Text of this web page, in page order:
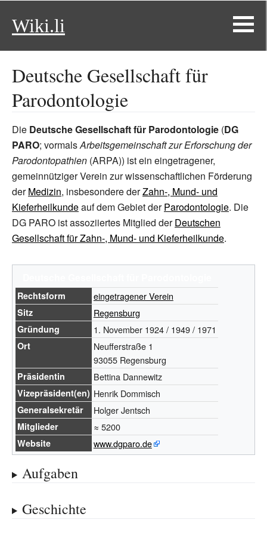
Wiki.li
Deutsche Gesellschaft für
Parodontologie
Die Deutsche Gesellschaft für Parodontologie (DG
PARO; vormalsArbeitsgemeinschaft zur Erforschung der
Parodontopathien (ARPA)) ist ein eingetragener,
gemeinnütziger Verein zur wissenschaftlichen Förderung
derMedizin, insbesondere derZahn-, Mund- und
Kieferheilkundeauf dem Gebiet derParodontologie. Die
DG PARO ist assoziiertes Mitglied derDeutschen
Gesellschaft für Zahn-, Mund- und Kieferheilkunde.
Rechtsform eingetragener Verein
Sitz Regensburg
Gründung 1. November 1924 / 1949 / 1971
Ort
Neufferstraße 1
93055 Regensburg
Präsidentin Bettina Dannewitz
Vizepräsident(en) Henrik Dommisch
Generalsekretär Holger Jentsch
Mitglieder ≈ 5200
Website www.dgparo.de
Aufgaben
Geschichte